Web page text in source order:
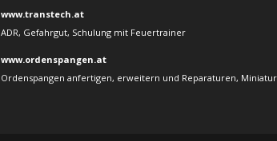
www.transtech.at
ADR, Gefahrgut, Schulung mit Feuertrainer
www.ordenspangen.at
Ordenspangen anfertigen, erweitern und Reparaturen,